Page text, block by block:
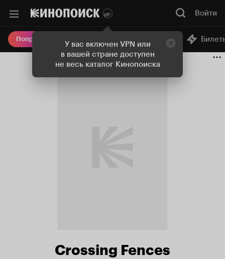
У вас включен VPN или
в вашей стране доступен
не весь каталог Кинопоиска
Войти
Попробовать Плюс Онлайн-кинотеатр
Crossing Fences